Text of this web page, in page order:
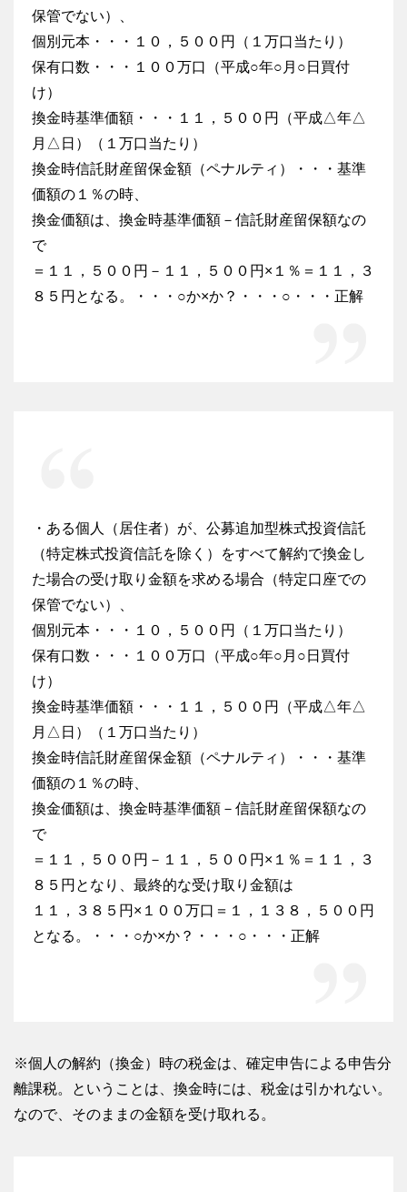
保管でない）、
個別元本・・・１０，５００円（１万口当たり）
保有口数・・・１００万口（平成○年○月○日買付
け）
換金時基準価額・・・１１，５００円（平成△年△
月△日）（１万口当たり）
換金時信託財産留保金額（ペナルティ）・・・基準
価額の１％の時、
換金価額は、換金時基準価額－信託財産留保額なの
で
＝１１，５００円－１１，５００円×１％＝１１，３
８５円となる。・・・○か×か？・・・○・・・正解
・ある個人（居住者）が、公募追加型株式投資信託
（特定株式投資信託を除く）をすべて解約で換金し
た場合の受け取り金額を求める場合（特定口座での
保管でない）、
個別元本・・・１０，５００円（１万口当たり）
保有口数・・・１００万口（平成○年○月○日買付
け）
換金時基準価額・・・１１，５００円（平成△年△
月△日）（１万口当たり）
換金時信託財産留保金額（ペナルティ）・・・基準
価額の１％の時、
換金価額は、換金時基準価額－信託財産留保額なの
で
＝１１，５００円－１１，５００円×１％＝１１，３
８５円となり、最終的な受け取り金額は
１１，３８５円×１００万口＝１，１３８，５００円
となる。・・・○か×か？・・・○・・・正解
※個人の解約（換金）時の税金は、確定申告による申告分
離課税。ということは、換金時には、税金は引かれない。
なので、そのままの金額を受け取れる。